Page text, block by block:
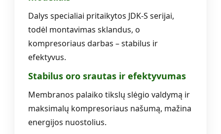
Dalys specialiai pritaikytos JDK-S serijai,
todėl montavimas sklandus, o
kompresoriaus darbas – stabilus ir
efektyvus.
Stabilus oro srautas ir efektyvumas
Membranos palaiko tikslų slėgio valdymą ir
maksimalų kompresoriaus našumą, mažina
energijos nuostolius.